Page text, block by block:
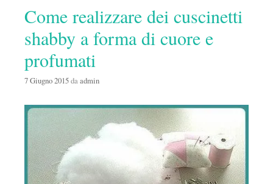
Come realizzare dei cuscinetti
shabby a forma di cuore e
profumati
7 Giugno 2015daadmin